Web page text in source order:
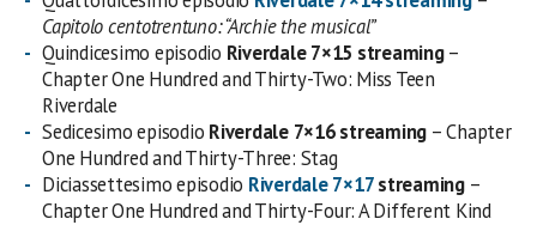
Capitolo centotrentuno: “Archie the musical”
Quindicesimo episodio Riverdale 7×15 streaming–
Chapter One Hundred and Thirty-Two: Miss Teen
Riverdale
Sedicesimo episodio Riverdale 7×16streaming – Chapter
One Hundred and Thirty-Three: Stag
Diciassettesimo episodio Riverdale 7×17 streaming–
Chapter One Hundred and Thirty-Four: A Different Kind